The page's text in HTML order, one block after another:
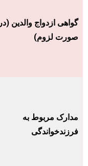
گواهی ازدواج والدین (در
صورت لزوم)
مدارک مربوط به
فرزندخواندگی